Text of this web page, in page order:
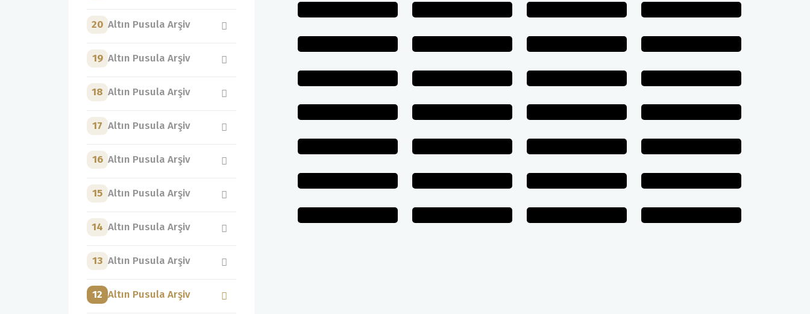
20 Altın Pusula Arşiv
19 Altın Pusula Arşiv
18 Altın Pusula Arşiv
17 Altın Pusula Arşiv
16 Altın Pusula Arşiv
15 Altın Pusula Arşiv
14 Altın Pusula Arşiv
13 Altın Pusula Arşiv
12 Altın Pusula Arşiv